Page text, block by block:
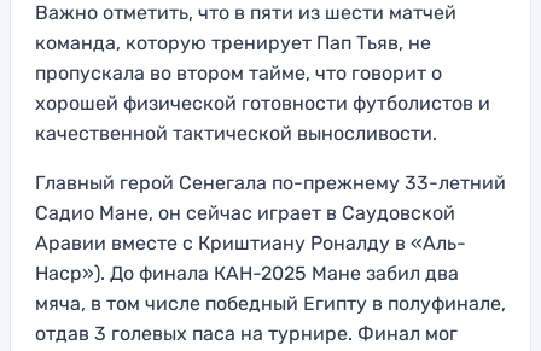
Важно отметить, что в пяти из шести матчей
команда, которую тренирует Пап Тьяв, не
пропускала во втором тайме, что говорит о
хорошей физической готовности футболистов и
качественной тактической выносливости.
Главный герой Сенегала по-прежнему 33-летний
Садио Мане, он сейчас играет в Саудовской
Аравии вместе с Криштиану Роналду в «Аль-
Наср»). До финала КАН-2025 Мане забил два
мяча, в том числе победный Египту в полуфинале,
отдав 3 голевых паса на турнире. Финал мог